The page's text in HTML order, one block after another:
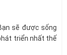
sẽ được sống
triển nhất thế